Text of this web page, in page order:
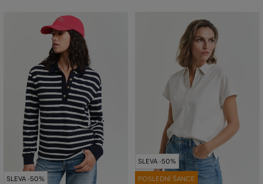
SLEVA -50%
SLEVA -50%
POSLEDNÍ ŠANCE